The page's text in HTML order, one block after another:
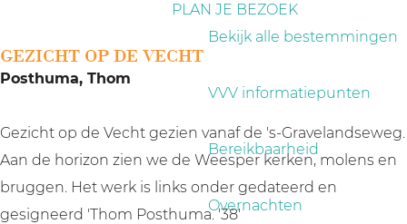
PLAN JE BEZOEK
Bekijk alle bestemmingen
VVV informatiepunten
Bereikbaarheid
Overnachten
GEZICHT OP DE VECHT
Posthuma, Thom
Gezicht op de Vecht gezien vanaf de 's-Gravelandseweg.
Aan de horizon zien we de Weesper kerken, molens en
bruggen. Het werk is links onder gedateerd en
gesigneerd 'Thom Posthuma. '38'